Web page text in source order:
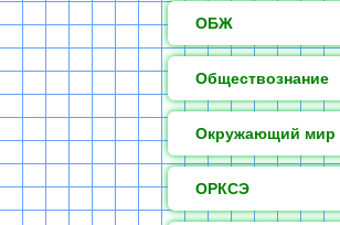
ОБЖ
Обществознание
Окружающий мир
ОРКСЭ